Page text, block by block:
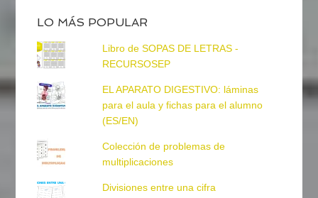
LO MÁS POPULAR
Libro de SOPAS DE LETRAS -
RECURSOSEP
EL APARATO DIGESTIVO: láminas
para el aula y fichas para el alumno
(ES/EN)
Colección de problemas de
multiplicaciones
Divisiones entre una cifra